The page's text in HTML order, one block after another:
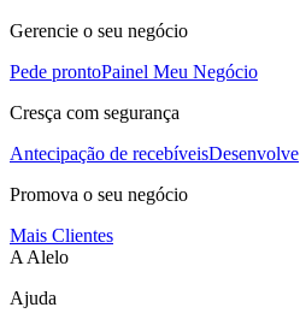
Gerencie o seu negócio
Pede prontoPainel Meu Negócio
Cresça com segurança
Antecipação de recebíveisDesenvolve
Promova o seu negócio
Mais Clientes
A Alelo
Ajuda